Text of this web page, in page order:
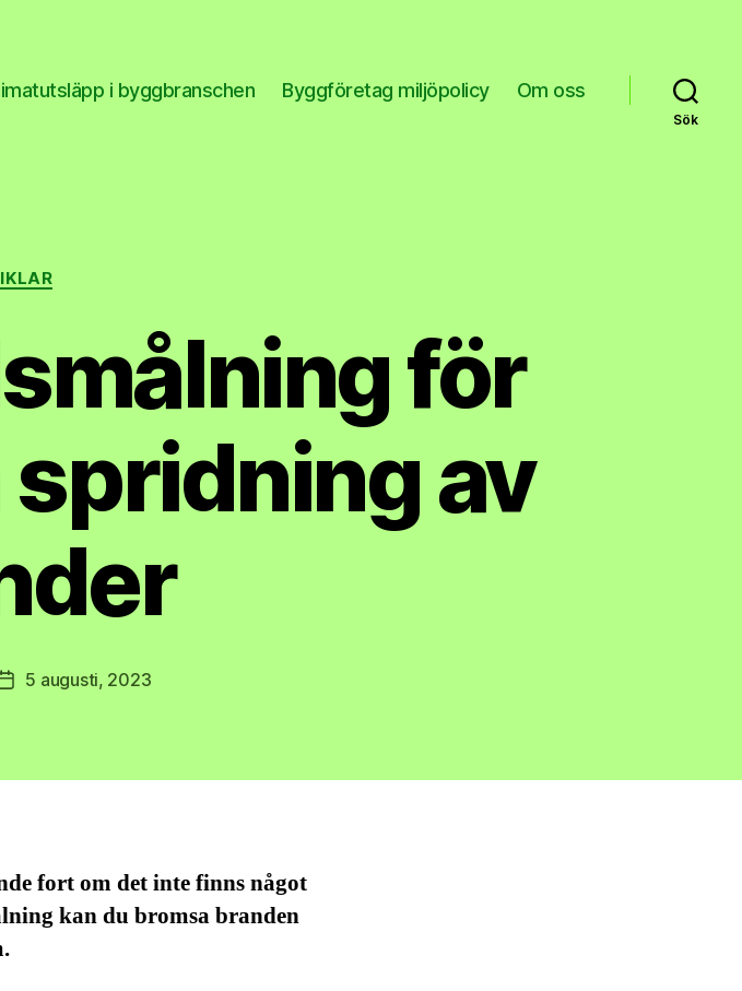
i byggbranschen Byggföretag miljöpolicy Om oss
Sök
Kategorier
för
av
Inläggsdatum
5 augusti, 2023
fort om det inte finns något
kan du bromsa branden